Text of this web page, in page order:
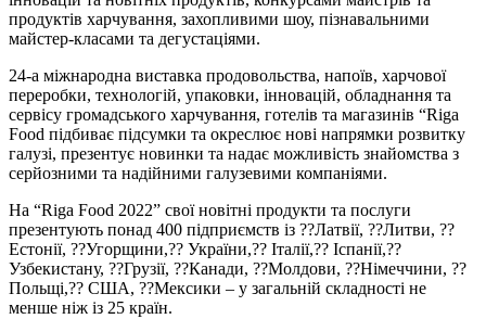
продуктів харчування, захопливими шоу, пізнавальними
майстер-класами та дегустаціями.
24-а міжнародна виставка продовольства, напоїв, харчової
переробки, технологій, упаковки, інновацій, обладнання та
сервісу громадського харчування, готелів та магазинів “Riga
Food підбиває підсумки та окреслює нові напрямки розвитку
галузі, презентує новинки та надає можливість знайомства з
серйозними та надійними галузевими компаніями.
На “Riga Food 2022” свої новітні продукти та послуги
презентують понад 400 підприємств із ??Латвії, ??Литви, ??
Естонії, ??Угорщини,?? України,?? Італії,?? Іспанії,??
Узбекистану, ??Грузії, ??Канади, ??Молдови, ??Німеччини, ??
Польщі,?? США, ??Мексики – у загальній складності не
менше ніж із 25 країн.